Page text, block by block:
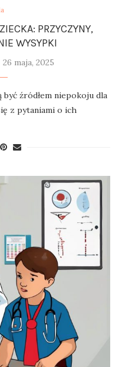
PRZYCZYNY,
WYSYPKI
26 maja, 2025
źródłem niepokoju dla
z pytaniami o ich